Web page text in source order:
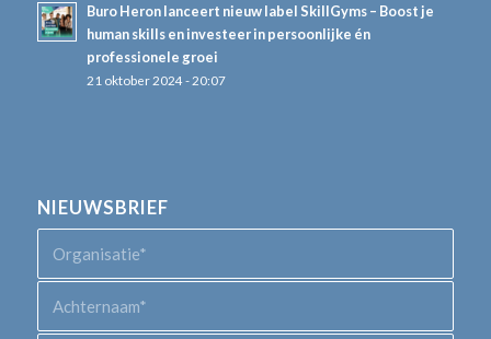
Buro Heron lanceert nieuw label SkillGyms – Boost je
human skills en investeer in persoonlijke én
professionele groei
21 oktober 2024 - 20:07
NIEUWSBRIEF